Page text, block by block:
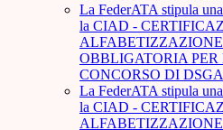
La FederATA stipula
la CIAD -
OBBLIGATORIA
CONCORSO DI DSGA
La FederATA stipula
la CIAD -